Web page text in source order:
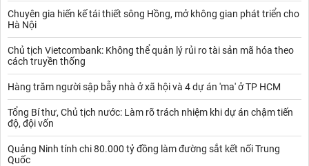
Chuyên gia hiến kế tái thiết sông Hồng, mở không gian phát triển cho
Hà Nội
Chủ tịch Vietcombank: Không thể quản lý rủi ro tài sản mã hóa theo
cách truyền thống
Hàng trăm người sập bẫy nhà ở xã hội và 4 dự án 'ma' ở TP HCM
Tổng Bí thư, Chủ tịch nước: Làm rõ trách nhiệm khi dự án chậm tiến
độ, đội vốn
Quảng Ninh tính chi 80.000 tỷ đồng làm đường sắt kết nối Trung
Quốc